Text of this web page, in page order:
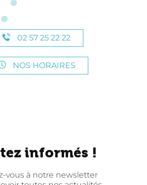
02 57 25 22 22
NOS HORAIRES
informés !
vous à notre newsletter